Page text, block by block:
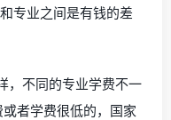
专业之间是有钱的差
，不同的专业学费不一
者学费很低的，国家